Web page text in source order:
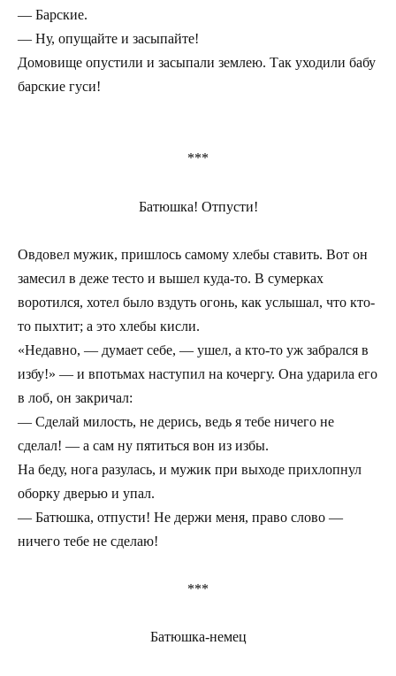
— Барские.
— Ну, опущайте и засыпайте!
Домовище опустили и засыпали землею. Так уходили бабу
барские гуси!
***
Батюшка! Отпусти!
Овдовел мужик, пришлось самому хлебы ставить. Вот он
замесил в деже тесто и вышел куда-то. В сумерках
воротился, хотел было вздуть огонь, как услышал, что кто-
то пыхтит; а это хлебы кисли.
«Недавно, — думает себе, — ушел, а кто-то уж забрался в
избу!» — и впотьмах наступил на кочергу. Она ударила его
в лоб, он закричал:
— Сделай милость, не дерись, ведь я тебе ничего не
сделал! — а сам ну пятиться вон из избы.
На беду, нога разулась, и мужик при выходе прихлопнул
оборку дверью и упал.
— Батюшка, отпусти! Не держи меня, право слово —
ничего тебе не сделаю!
***
Батюшка-немец